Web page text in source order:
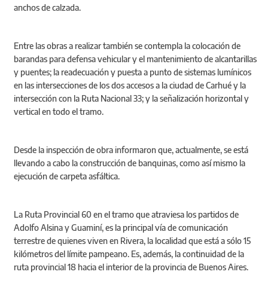
anchos de calzada.
Entre las obras a realizar también se contempla la colocación de
barandas para defensa vehicular y el mantenimiento de alcantarillas
y puentes; la readecuación y puesta a punto de sistemas lumínicos
en las intersecciones de los dos accesos a la ciudad de Carhué y la
intersección con la Ruta Nacional 33; y la señalización horizontal y
vertical en todo el tramo.
Desde la inspección de obra informaron que, actualmente, se está
llevando a cabo la construcción de banquinas, como así mismo la
ejecución de carpeta asfáltica.
La Ruta Provincial 60 en el tramo que atraviesa los partidos de
Adolfo Alsina y Guaminí, es la principal vía de comunicación
terrestre de quienes viven en Rivera, la localidad que está a sólo 15
kilómetros del límite pampeano. Es, además, la continuidad de la
ruta provincial 18 hacia el interior de la provincia de Buenos Aires.